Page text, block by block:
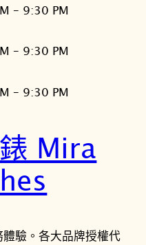
– 9:30 PM
– 9:30 PM
– 9:30 PM
Mira
驗。各大品牌授權代